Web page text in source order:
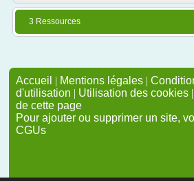
3 Ressources
Accueil | Mentions légales |
d'utilisation | Utilisation des cookies |
de cette page
Pour ajouter ou supprimer un site,
CGUs